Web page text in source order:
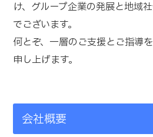
け、グループ企業の発展と地域
でございます。
何とぞ、一層のご支援とご指導
申し上げます。
会社概要